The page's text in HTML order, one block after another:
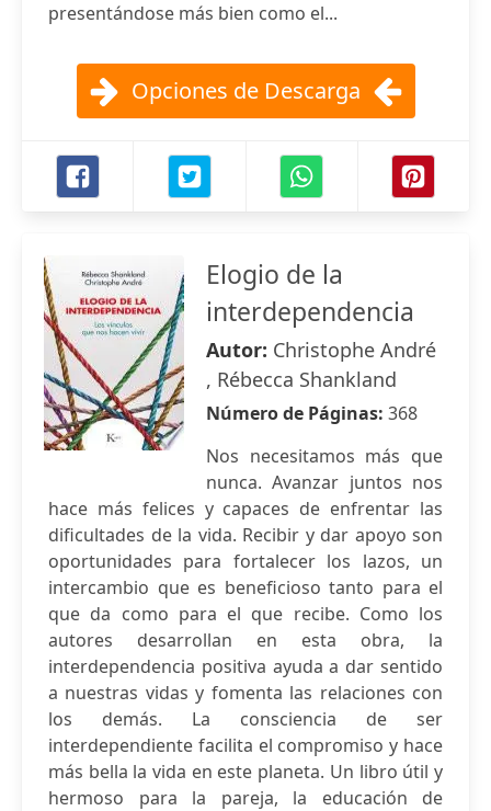
presentándose más bien como el...
Opciones de Descarga
Elogio de la
interdependencia
Autor: Christophe André
, Rébecca Shankland
Número de Páginas: 368
Nos necesitamos más que
nunca. Avanzar juntos nos
hace más felices y capaces de enfrentar las
dificultades de la vida. Recibir y dar apoyo son
oportunidades para fortalecer los lazos, un
intercambio que es beneficioso tanto para el
que da como para el que recibe. Como los
autores desarrollan en esta obra, la
interdependencia positiva ayuda a dar sentido
a nuestras vidas y fomenta las relaciones con
los demás. La consciencia de ser
interdependiente facilita el compromiso y hace
más bella la vida en este planeta. Un libro útil y
hermoso para la pareja, la educación de